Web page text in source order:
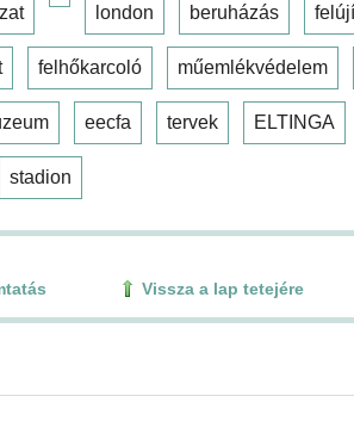
london beruházás
felhőkarcoló műemlékvédelem
eecfa tervek ELTINGA
stadion
Vissza a lap tetejére